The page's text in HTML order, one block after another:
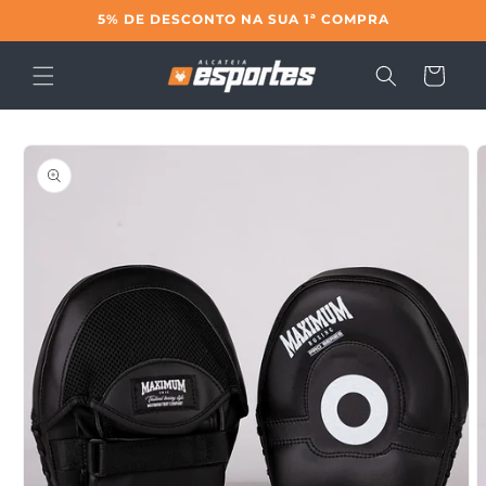
conteúdo
5% DE DESCONTO NA SUA 1ª COMPRA
Carrinho
as
informações
do produto